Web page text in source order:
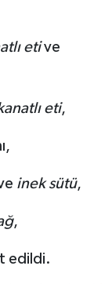
etive
eti,
inek sütü,
,
edildi.